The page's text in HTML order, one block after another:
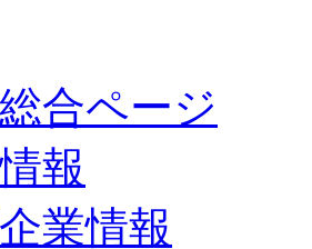
合ページ
報
業情報